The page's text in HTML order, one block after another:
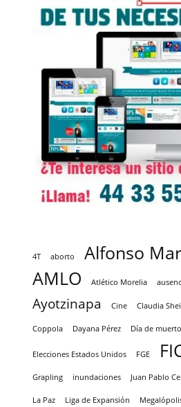
4T aborto
Alfonso
AMLO
Atlético Morelia
Ayotzinapa Cine Claudia
Coppola Dayana Pérez Día de
Elecciones Estados Unidos FGE
Grapling inundaciones Juan Pablo
La Paz Liga de Expansión